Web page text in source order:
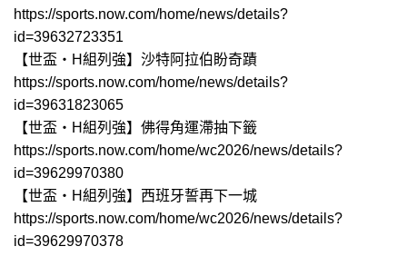
https://sports.now.com/home/news/details?
id=39632723351
【世盃‧H組列強】沙特阿拉伯盼奇蹟
https://sports.now.com/home/news/details?
id=39631823065
【世盃‧H組列強】佛得角運滯抽下籤
https://sports.now.com/home/wc2026/news/details?
id=39629970380
【世盃‧H組列強】西班牙誓再下一城
https://sports.now.com/home/wc2026/news/details?
id=39629970378